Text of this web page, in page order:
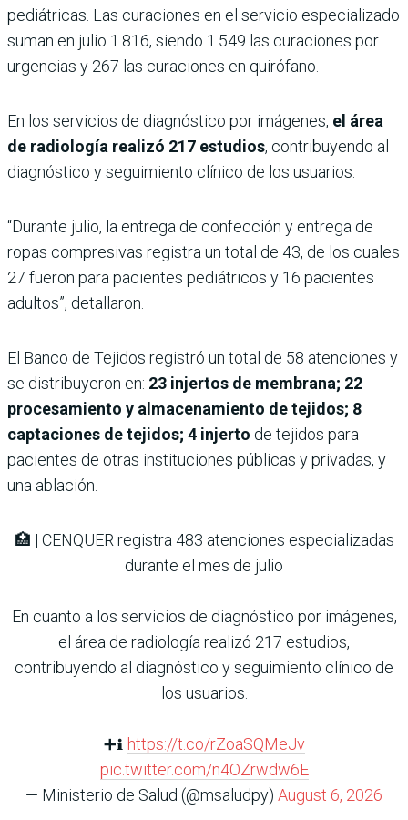
pediátricas. Las curaciones en el servicio especializado
suman en julio 1.816, siendo 1.549 las curaciones por
urgencias y 267 las curaciones en quirófano.
En los servicios de diagnóstico por imágenes, el área
de radiología realizó 217 estudios, contribuyendo al
diagnóstico y seguimiento clínico de los usuarios.
“Durante julio, la entrega de confección y entrega de
ropas compresivas registra un total de 43, de los cuales
27 fueron para pacientes pediátricos y 16 pacientes
adultos”, detallaron.
El Banco de Tejidos registró un total de 58 atenciones y
se distribuyeron en: 23 injertos de membrana; 22
procesamiento y almacenamiento de tejidos; 8
captaciones de tejidos; 4 injerto de tejidos para
pacientes de otras instituciones públicas y privadas, y
una ablación.
🏥 | CENQUER registra 483 atenciones especializadas
durante el mes de julio
En cuanto a los servicios de diagnóstico por imágenes,
el área de radiología realizó 217 estudios,
contribuyendo al diagnóstico y seguimiento clínico de
los usuarios.
➕ℹ️ https://t.co/rZoaSQMeJv
pic.twitter.com/n4OZrwdw6E
— Ministerio de Salud (@msaludpy) August 6, 2026